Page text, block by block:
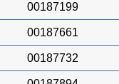
00187199
00187661
00187732